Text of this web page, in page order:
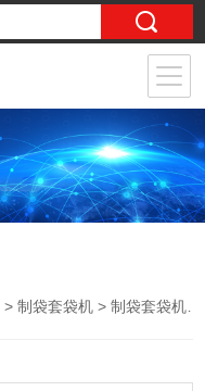
>制袋套袋机 > 制袋套袋机的结构